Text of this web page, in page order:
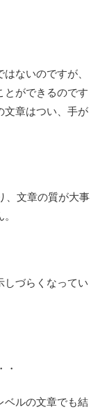
ないのですが、
とができるのです
文章はつい、手が
、文章の質が大事
しづらくなってい
・
ベルの文章でも結